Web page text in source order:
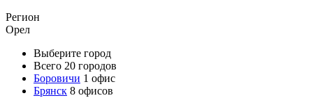
Регион
Орел
Выберите город
Всего 20 городов
Боровичи 1 офис
Брянск 8 офисов